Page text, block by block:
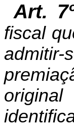
Art.
fiscal